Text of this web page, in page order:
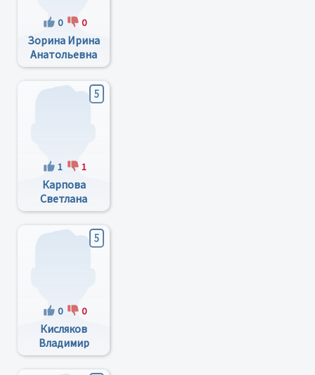
0 0
Зорина Ирина
Анатольевна
5
1 1
Карпова
Светлана
Олеговна
5
0 0
Кисляков
Владимир
Павлович